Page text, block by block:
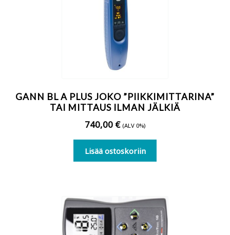
Käytetyt koneet ja laitteet
Yrityksestä
Ved-Systems Oy Engineering
Myynti- ja toimitusehdot
GANN BL A PLUS JOKO ”PIIKKIMITTARINA”
TAI MITTAUS ILMAN JÄLKIÄ
740,00 € (ALV 0%)
Lisää ostoskoriin